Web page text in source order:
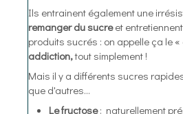
Ils entrainent également une
remanger du sucreet
produits sucrés : on appelle ça le
addiction,tout simplement !
Mais il y a différents sucres
que d'autres...
Le fructose: naturellement